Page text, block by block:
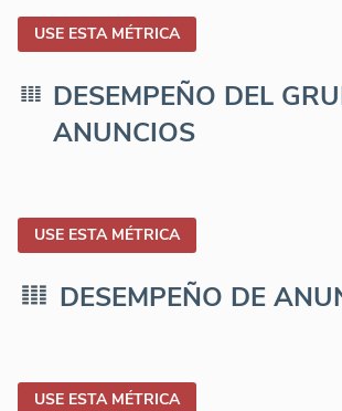
USE ESTA MÉTRICA
DESEMPEÑO DEL
ANUNCIOS
USE ESTA MÉTRICA
DESEMPEÑO DE
USE ESTA MÉTRICA